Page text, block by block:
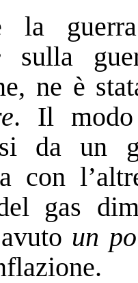
la
sulla
ne è
. Il modo
da un
con
gas
un